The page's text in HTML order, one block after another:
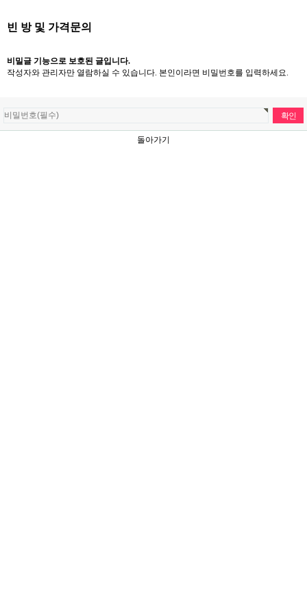
빈 방 및 가격문의
비밀글 기능으로 보호된 글입니다.
작성자와 관리자만 열람하실 수 있습니다. 본인이라면 비밀번호를 입력하세요.
돌아가기